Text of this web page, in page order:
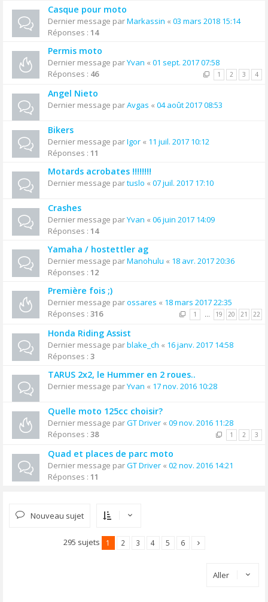
Casque pour moto
Dernier message parMarkassin « 03 mars 2018 15:14
Réponses : 14
Permis moto
Dernier message parYvan « 01 sept. 2017 07:58
Réponses : 46 1 2 3 4
Angel Nieto
Dernier message parAvgas « 04 août 2017 08:53
Bikers
Dernier message parIgor « 11 juil. 2017 10:12
Réponses : 11
Motards acrobates !!!!!!!!
Dernier message partuslo « 07 juil. 2017 17:10
Crashes
Dernier message parYvan « 06 juin 2017 14:09
Réponses : 14
Yamaha / hostettler ag
Dernier message parManohulu « 18 avr. 2017 20:36
Réponses : 12
Première fois ;)
Dernier message parossares « 18 mars 2017 22:35
Réponses : 316 1 … 19 20 21 22
Honda Riding Assist
Dernier message parblake_ch « 16 janv. 2017 14:58
Réponses : 3
TARUS 2x2, le Hummer en 2 roues..
Dernier message parYvan « 17 nov. 2016 10:28
Quelle moto 125cc choisir?
Dernier message parGT Driver « 09 nov. 2016 11:28
Réponses : 38 1 2 3
Quad et places de parc moto
Dernier message parGT Driver « 02 nov. 2016 14:21
Réponses : 11
Nouveau sujet
295 sujets 1 2 3 4 5 6
Aller